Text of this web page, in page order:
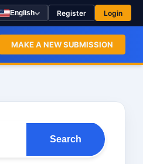
English Register Login
MAKE A NEW SUBMISSION
Search